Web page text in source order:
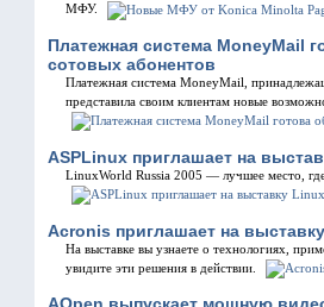
МФУ.
Платежная система MoneyMail
сотовых абонентов
Платежная система MoneyMail,
представила своим клиентам новые
ASPLinux приглашает на
LinuxWorld Russia 2005 — лучшее место,
Acronis приглашает на
На выставке вы узнаете о технологиях,
увидите эти решения в действии.